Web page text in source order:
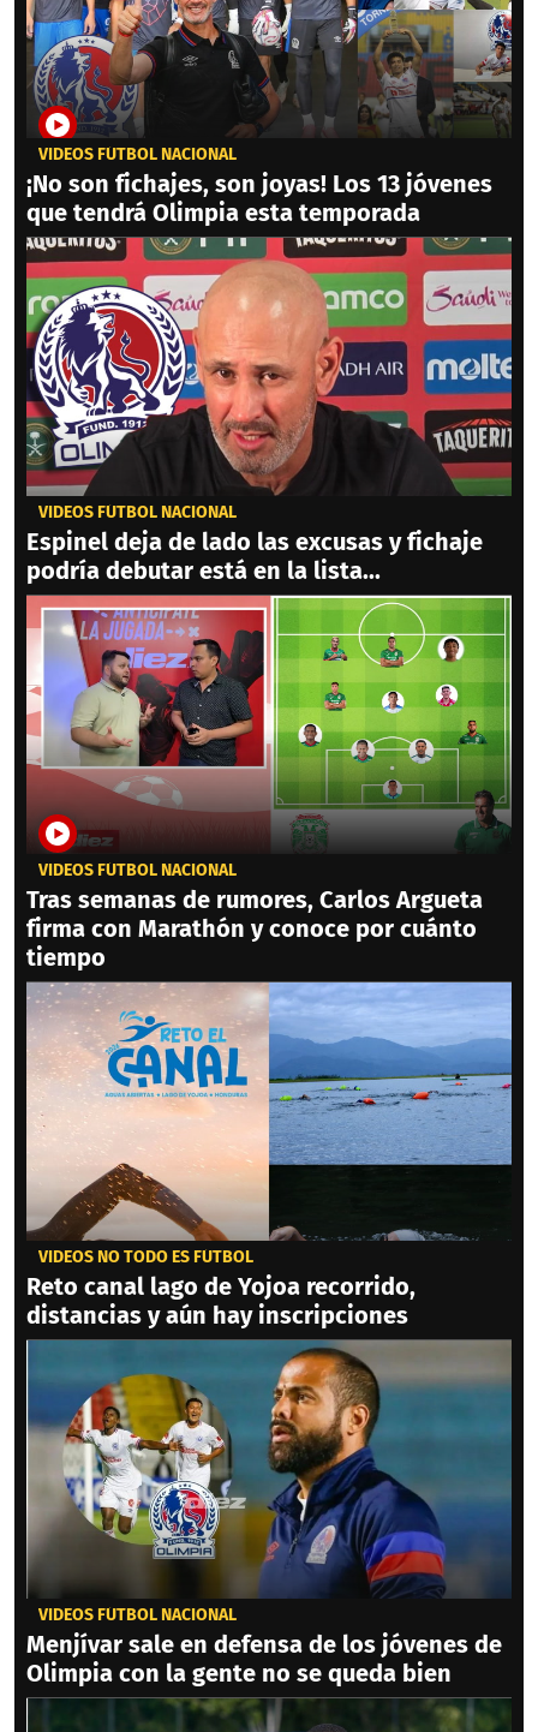
VIDEOS FÚTBOL NACIONAL
¡No son fichajes, son joyas! Los 13 jóvenes
que tendrá Olimpia esta temporada
VIDEOS FÚTBOL NACIONAL
Espinel deja de lado las excusas y fichaje
podría debutar está en la lista...
VIDEOS FÚTBOL NACIONAL
Tras semanas de rumores, Carlos Argueta
firma con Marathón y conoce por cuánto
tiempo
VIDEOS NO TODO ES FÚTBOL
Reto canal lago de Yojoa recorrido,
distancias y aún hay inscripciones
VIDEOS FÚTBOL NACIONAL
Menjívar sale en defensa de los jóvenes de
Olimpia con la gente no se queda bien